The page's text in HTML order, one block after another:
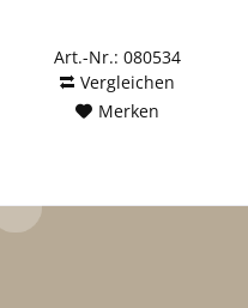
Art.-Nr.: 080534
Vergleichen
Merken